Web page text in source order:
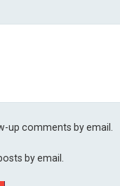
up comments by email.
by email.